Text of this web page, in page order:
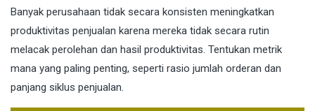
Banyak perusahaan tidak secara konsisten meningkatkan
produktivitas penjualan karena mereka tidak secara rutin
melacak perolehan dan hasil produktivitas. Tentukan metrik
mana yang paling penting, seperti rasio jumlah orderan dan
panjang siklus penjualan.